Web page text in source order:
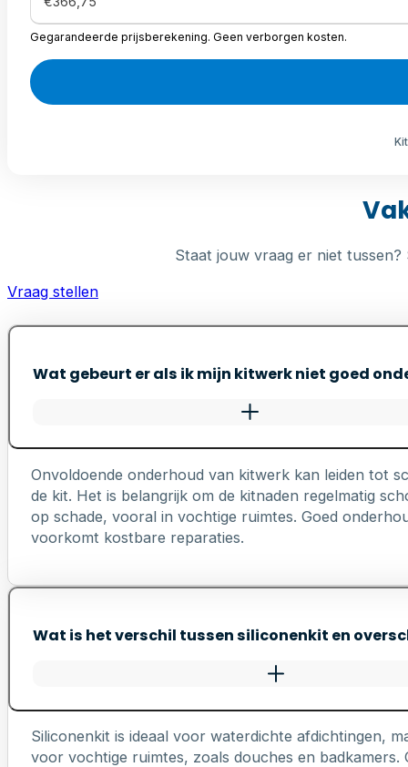
Gegarandeerde prijsberekening. Geen verborgen kosten.
Staat jouw vraag er niet tussen?
Vraag stellen
Wat gebeurt er als ik mijn kitwerk niet goed
Onvoldoende onderhoud van kitwerk kan leiden tot
de kit. Het is belangrijk om de kitnaden regelmatig
op schade, vooral in vochtige ruimtes. Goed
voorkomt kostbare reparaties.
Wat is het verschil tussen siliconenkit en
Siliconenkit is ideaal voor waterdichte afdichtingen,
voor vochtige ruimtes, zoals douches en badkamers.